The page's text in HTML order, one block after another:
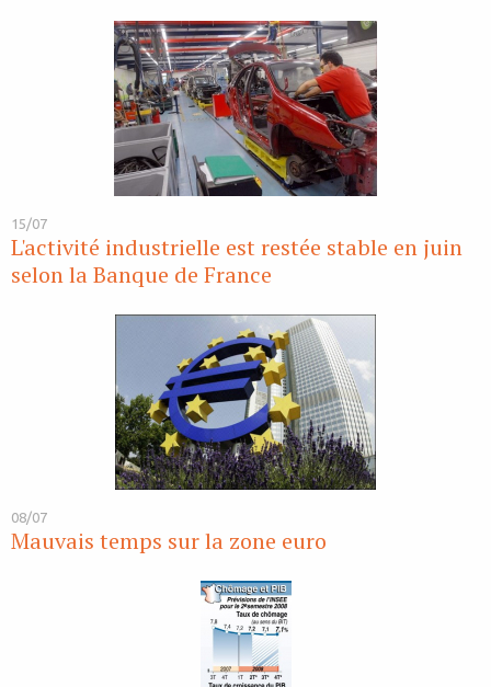
15/07
L'activité industrielle est restée stable en juin
selon la Banque de France
08/07
Mauvais temps sur la zone euro